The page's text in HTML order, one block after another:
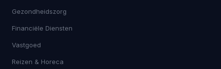
Gezondheidszorg
Financiële Diensten
Vastgoed
Reizen & Horeca